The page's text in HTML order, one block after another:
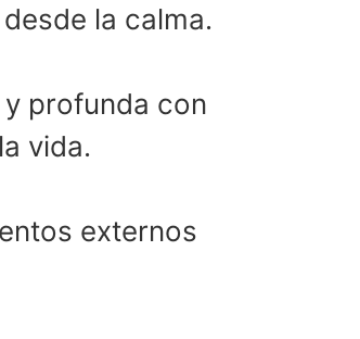
la calma.
profunda con
vida.
externos